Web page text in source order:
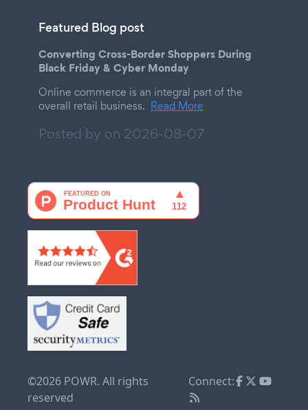
Featured Blog post
Converting Cross-Border Shoppers During
Black Friday & Cyber Monday
Online commerce is an integral part of the
overall retail business. Read More
Posted by on 2026-08-07
©2026 POWR. All rights
reserved
Connect: